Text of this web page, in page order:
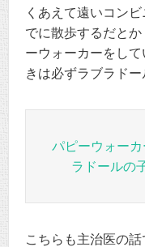
くあえて遠いコン
でに散歩するだと
ーウォーカーをし
きは必ずラブラド
パピーウォー
ラドールの
こちらも主治医の話